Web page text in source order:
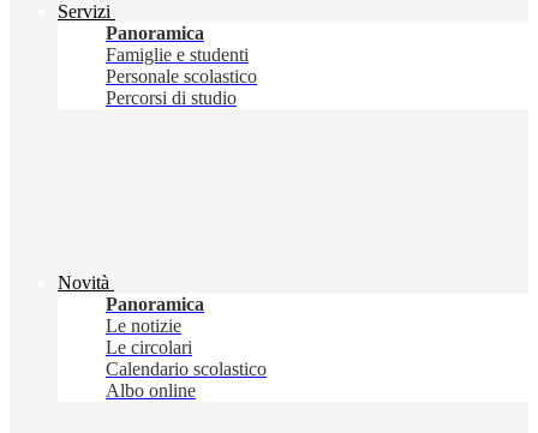
Servizi
Panoramica
Famiglie e studenti
Personale scolastico
Percorsi di studio
Novità
Panoramica
Le notizie
Le circolari
Calendario scolastico
Albo online